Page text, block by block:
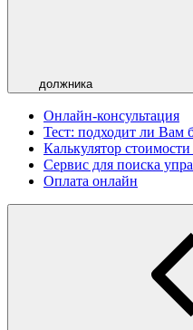
должника
Онлайн-консультация
Тест: подходит ли Вам
Калькулятор стоимости
Сервис для поиска
Оплата онлайн